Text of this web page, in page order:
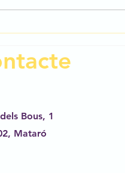
alumnes. Perquè us sigui
Bous, 1
Mataró